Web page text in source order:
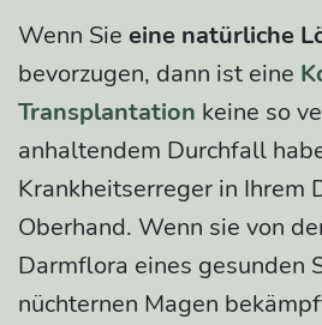
Wenn Sie eine natürliche
bevorzugen, dann ist eine
Transplantation keine so
anhaltendem Durchfall
Krankheitserreger in Ihrem
Oberhand. Wenn sie von
Darmflora eines gesunden
nüchternen Magen